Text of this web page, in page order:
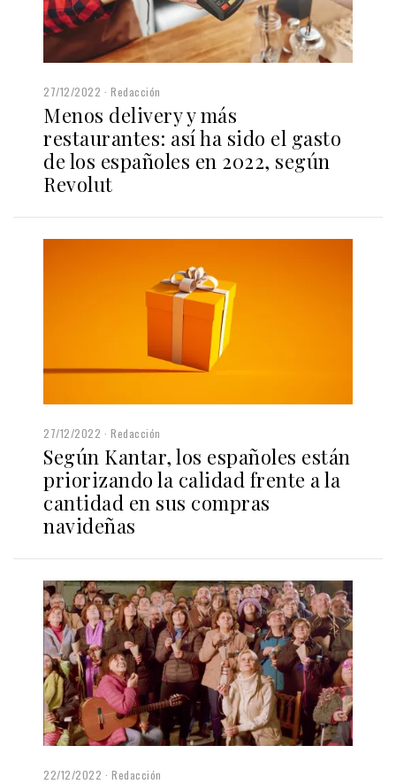
27/12/2022 Redacción
Menos delivery y más
restaurantes: así ha sido el gasto
de los españoles en 2022, según
Revolut
27/12/2022 Redacción
Según Kantar, los españoles están
priorizando la calidad frente a la
cantidad en sus compras
navideñas
22/12/2022 Redacción